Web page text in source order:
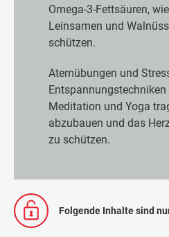
Omega-3-Fettsäuren,
Leinsamen und
schützen.
Atemübungen und
Meditation und Yoga
abzubauen und das
zu schützen.
Folgende Inhalte sind